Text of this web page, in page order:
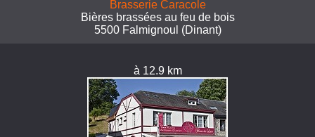
Brasserie Caracole
Bières brassées au feu de bois
5500 Falmignoul (Dinant)
à 12.9 km